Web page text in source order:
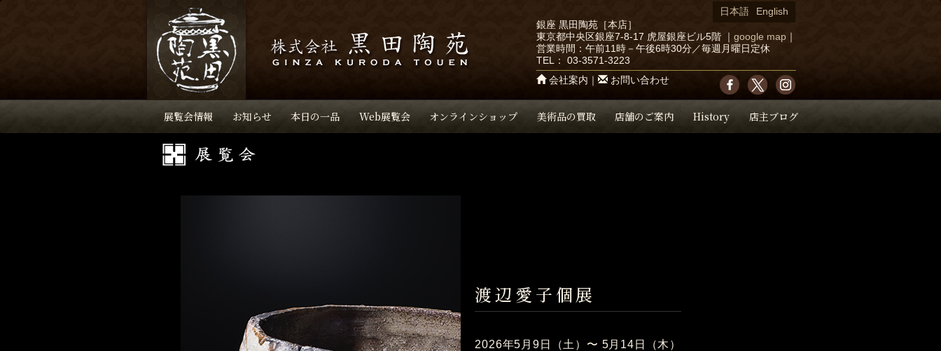
展覧会情報 お知らせ 本日の一品 Web展覧会 オンラインショップ 美術品の買取 店舗のご案内 History 店主ブログ
銀座 黒田陶苑［本店］
東京都中央区銀座7-8-17 虎屋銀座ビル5階
google map
営業時間：午前11時－午後6時30分／毎週月曜日定休
TEL： 03-3571-3223
会社案内
お問い合わせ
日本語 English
渡辺愛子個展
2026年5月9日（土）〜 5月14日（木）